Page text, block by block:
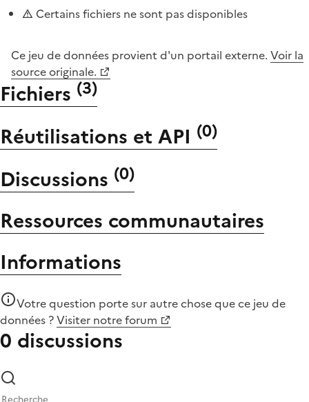
Certains fichiers ne sont pas disponibles
Ce jeu de données provient d'un portail externe. Voir la
source originale.
Fichiers (3)
Réutilisations et API (0)
Discussions (0)
Ressources communautaires
Informations
Votre question porte sur autre chose quece jeu de
données ?Visiter notre forum
0 discussions